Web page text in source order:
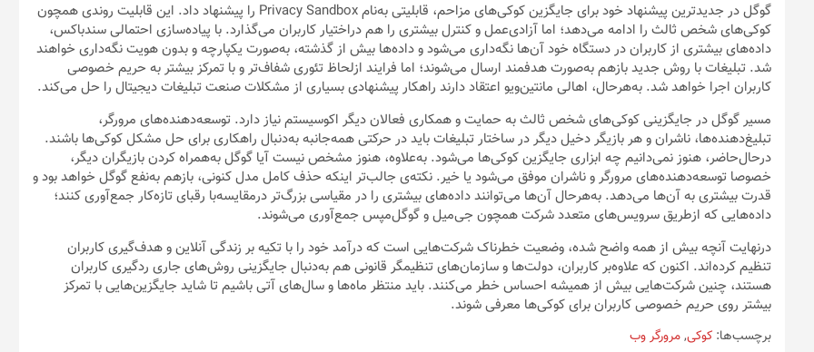
گوگل در جدیدترین پیشنهاد خود برای جایگزین کوکی‌‌های مزاحم، قابلیتی به‌نام Privacy Sandbox را پیشنهاد داد. این قابلیت روندی همچون
کوکی‌های شخص ثالث را ادامه می‌دهد؛ اما آزادی‌عمل و کنترل بیشتری را هم دراختیار کاربران می‌گذارد. با پیاده‌سازی احتمالی سندباکس،
داده‌های بیشتری از کاربران در دستگاه خود آن‌ها نگه‌داری می‌شود و داده‌ها بیش از گذشته، به‌صورت یکپارچه و بدون هویت نگه‌داری خواهند
شد. تبلیغات با روش جدید بازهم به‌صورت هدفمند ارسال می‌شوند؛ اما فرایند ازلحاظ تئوری شفاف‌تر و با تمرکز بیشتر به حریم خصوصی
کاربران اجرا خواهد شد. به‌هرحال، اهالی مانتین‌ویو اعتقاد دارند راهکار پیشنهادی بسیاری از مشکلات صنعت تبلیغات دیجیتال را حل می‌کند.
مسیر گوگل در جایگزینی کوکی‌های شخص ثالث به حمایت و همکاری فعالان دیگر اکوسیستم نیاز دارد. توسعه‌دهنده‌های مرورگر،
تبلیغ‌دهنده‌ها، ناشران و هر بازیگر دخیل دیگر در ساختار تبلیغات باید در حرکتی همه‌جانبه به‌دنبال راهکاری برای حل مشکل کوکی‌ها باشند.
درحال‌حاضر، هنوز نمی‌دانیم چه ابزاری جایگزین کوکی‌ها می‌شود. به‌علاوه، هنوز مشخص نیست آیا گوگل به‌همراه کردن بازیگران دیگر،
خصوصا توسعه‌دهنده‌های مرورگر و ناشران موفق می‌شود یا خیر. نکته‌ی جالب‌تر اینکه حذف کامل مدل کنونی، بازهم به‌نفع گوگل خواهد بود و
قدرت بیشتری به آن‌ها می‌دهد. به‌هرحال آن‌ها می‌توانند داده‌های بیشتری را در مقیاسی بزرگ‌تر درمقایسه‌با رقبای تازه‌کار جمع‌آوری کنند؛
داده‌هایی که ازطریق سرویس‌های متعدد شرکت همچون جی‌میل و گوگل‌مپس جمع‌آوری می‌شوند.
درنهایت آنچه بیش از همه واضح شده، وضعیت خطرناک شرکت‌هایی است که درآمد خود را با تکیه بر زندگی آنلاین و هدف‌گیری کاربران
تنظیم کرده‌اند. اکنون که علاوه‌بر کاربران، دولت‌ها و سازمان‌های تنظیمگر قانونی هم به‌دنبال جایگزینی روش‌های جاری ردگیری کاربران
هستند، چنین شرکت‌هایی بیش از همیشه احساس خطر می‌کنند. باید منتظر ماه‌‌ها و سال‌های آتی باشیم تا شاید جایگزین‌هایی با تمرکز
بیشتر روی حریم خصوصی کاربران برای کوکی‌ها معرفی شوند.
برچسب‌ها: کوکی,مرورگر وب